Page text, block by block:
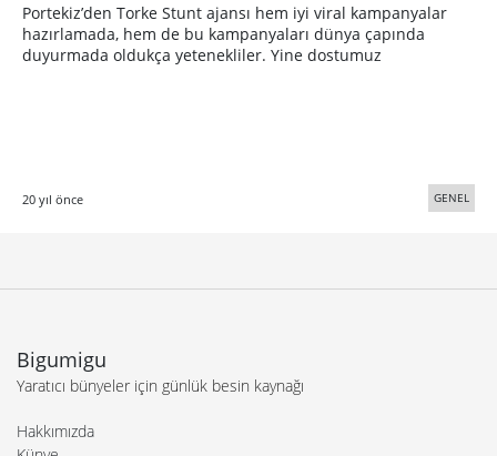
Portekiz’den Torke Stunt ajansı hem iyi viral kampanyalar
hazırlamada, hem de bu kampanyaları dünya çapında
duyurmada oldukça yetenekliler. Yine dostumuz
20 yıl önce GENEL
Bigumigu
Yaratıcı bünyeler için günlük besin kaynağı
Hakkımızda